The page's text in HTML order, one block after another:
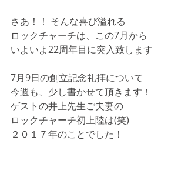
さあ！！ そんな喜び溢れる
ロックチャーチは、この7月から
いよいよ22周年目に突入致します
7月9日の創立記念礼拝について
今週も、少し書かせて頂きます！
ゲストの井上先生ご夫妻の
ロックチャーチ初上陸は(笑)
２０１７年のことでした！